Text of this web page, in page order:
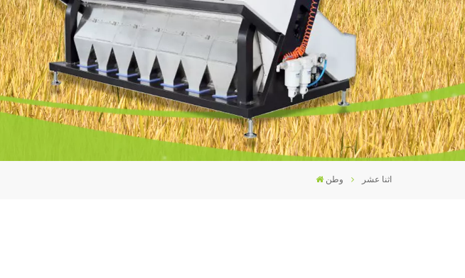
العربية
فارسی
עברית
وطن اثنا عشر